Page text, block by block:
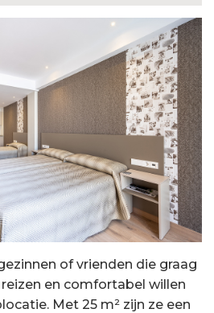
of vrienden die graag
en comfortabel willen
Met 25 m² zijn ze een